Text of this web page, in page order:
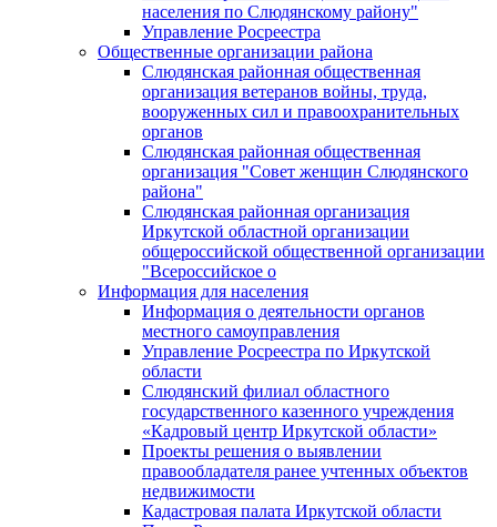
населения по Слюдянскому району"
Управление Росреестра
Общественные организации района
Слюдянская районная общественная
организация ветеранов войны, труда,
вооруженных сил и правоохранительных
органов
Слюдянская районная общественная
организация "Совет женщин Слюдянского
района"
Слюдянская районная организация
Иркутской областной организации
общероссийской общественной организации
"Всероссийское о
Информация для населения
Информация о деятельности органов
местного самоуправления
Управление Росреестра по Иркутской
области
Слюдянский филиал областного
государственного казенного учреждения
«Кадровый центр Иркутской области»
Проекты решения о выявлении
правообладателя ранее учтенных объектов
недвижимости
Кадастровая палата Иркутской области